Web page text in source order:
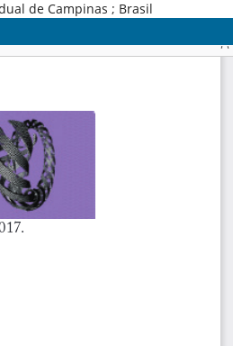
de Campinas ; Brasil